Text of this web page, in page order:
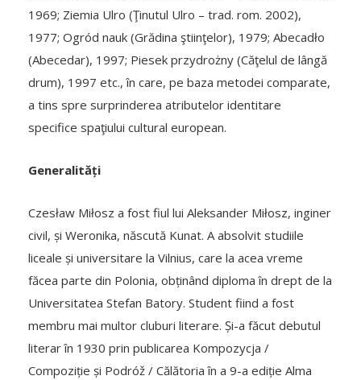
1969; Ziemia Ulro (Ţinutul Ulro – trad. rom. 2002),
1977; Ogród nauk (Grădina ştiinţelor), 1979; Abecadło
(Abecedar), 1997; Piesek przydrożny (Căţelul de lângă
drum), 1997 etc., în care, pe baza metodei comparate,
a tins spre surprinderea atributelor identitare
specifice spaţiului cultural european.
Generalități
Czesław Miłosz a fost fiul lui Aleksander Miłosz, inginer
civil, și Weronika, născută Kunat. A absolvit studiile
liceale și universitare la Vilnius, care la acea vreme
făcea parte din Polonia, obținând diploma în drept de la
Universitatea Stefan Batory. Student fiind a fost
membru mai multor cluburi literare. Și-a făcut debutul
literar în 1930 prin publicarea Kompozycja /
Compoziție și Podróž / Călătoria în a 9-a ediție Alma